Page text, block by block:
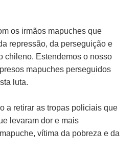
os irmãos mapuches que
repressão, da perseguição e
chileno. Estendemos o nosso
mapuches perseguidos
luta.
a retirar as tropas policiais que
levaram dor e mais
vítima da pobreza e da